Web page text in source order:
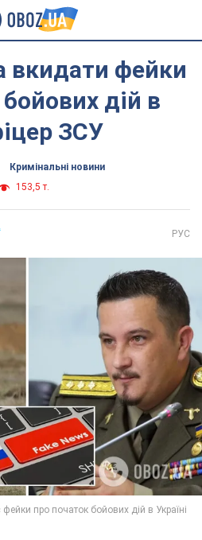
вкидати фейки
дій в
ЗСУ
Кримінальні новини
153,5 т.
РУС